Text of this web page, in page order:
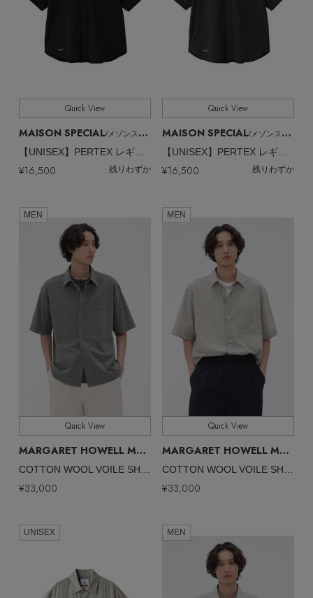
Quick View
MAISON SPECIAL/メゾンスペシャル
【UNISEX】PERTEX レギュラーカラーS/Sシャツ
¥16,500 残りわずか
Quick View
MAISON SPECIAL/メゾンスペシャル
【UNISEX】PERTEX レギュラーカラーS/Sシャツ
¥16,500 残りわずか
MEN
Quick View
MARGARET HOWELL MEN
¥33,000
MEN
Quick View
MARGARET HOWELL MEN /マーガレット・ハウエル メン
¥33,000
MEN
UNISEX